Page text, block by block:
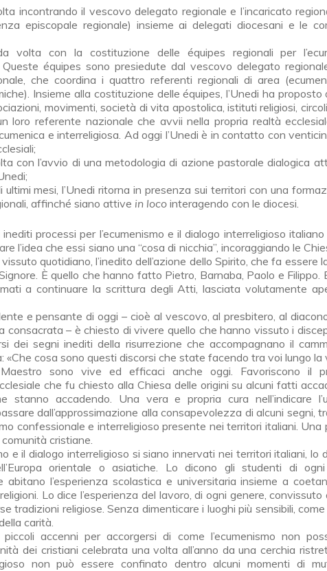
incontrando il vescovo delegato regionale e l’in­caricato
epi­scopale regionale) insieme ai delegati diocesani e le
volta con la costituzione delle équipes regionali per
Queste équipes sono presiedute dal vescovo delegato
che coordina i quattro referenti regionali di area
Insieme alla costituzione delle équipes, l’Unedi ha proposto
movimenti, so­cietà di vita apostolica, istituti religiosi,
loro referente nazionale che avvii nella propria realtà
e interreligiosa. Ad oggi l’Unedi è in contatto con
con l’avvio di una metodologia di azione pastorale dialogica
ultimi mesi, l’Unedi ritorna in presenza sui terri­tori con una
affinché siano attive in loco interagendo con le diocesi.
inediti processi per l’ecumenismo e il dialogo inter­religioso
l’idea che essi siano una “cosa di nicchia”, incoraggiando le
quotidiano, l’inedito dell’azione dello Spirito, che fa essere
È quello che hanno fatto Pietro, Barnaba, Paolo e Filippo.
a continuare la scrit­tura degli Atti, lasciata volutamente
e pensante di oggi – cioè al vescovo, al pre­sbitero, al
consa­crata – è chiesto di vivere quello che hanno vissuto i
dei segni inediti della risur­rezione che accompagnano il
«Che cosa sono questi discorsi che state facendo tra voi lungo la
sono vive ed efficaci anche oggi. Favori­scono il
che fu chiesto alla Chiesa delle origini su alcuni fatti
stanno accadendo. Una vera e propria cura nell’indicare
dall’approssimazione alla consapevolezza di alcuni segni,
confessionale e interreligioso presente nei territori italiani.
cristiane.
e il dialogo interreligioso si siano innervati nei territori italiani, lo
orientale o asiatiche. Lo dicono gli studenti di
abitano l’esperienza scolastica e universitaria insieme a
Lo dice l’esperienza del lavoro, di ogni genere,
tradizioni religiose. Senza dimenticare i luoghi più sensibili, come
carità.
accenni per accorgersi di come l’ecumeni­smo non
dei cristiani celebrata una volta all’anno da una cerchia
non può essere confinato dentro alcuni momenti di